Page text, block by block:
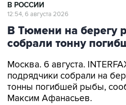
В РОССИИ
12:54, 6 августа 2026
В Тюмени на берегу
собрали тонну
Москва. 6 августа.
подрядчики собрали на
тонны погибшей рыбы,
Максим Афанасьев.